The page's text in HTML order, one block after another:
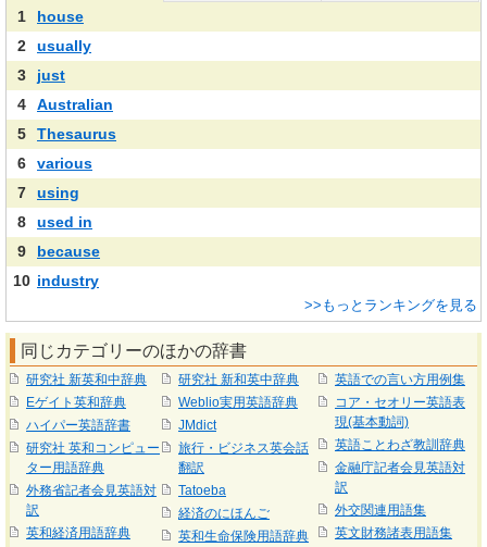
1
house
2
usually
3
just
4
Australian
5
Thesaurus
6
various
7
using
8
used in
9
because
10 industry
>>もっとランキングを見る
同じカテゴリーのほかの辞書
研究社 新英和中辞典
Eゲイト英和辞典
ハイパー英語辞書
研究社 英和コンピュー
ター用語辞典
外務省記者会見英語対
訳
英和経済用語辞典
研究社 新和英中辞典
Weblio実用英語辞典
JMdict
旅行・ビジネス英会話
翻訳
Tatoeba
経済のにほんご
英和生命保険用語辞典
英語での言い方用例集
コア・セオリー英語表
現(基本動詞)
英語ことわざ教訓辞典
金融庁記者会見英語対
訳
外交関連用語集
英文財務諸表用語集